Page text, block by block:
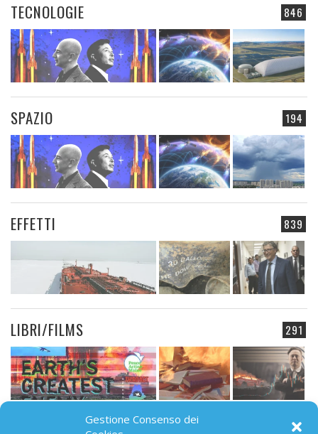
Gestione Consenso dei
846
TECNOLOGIE
194
SPAZIO
839
EFFETTI
291
LIBRI/FILMS